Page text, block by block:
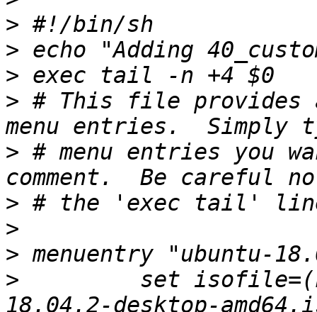
>
>
>
> # This file provides
> # menu entries you
>
>
>
>
set